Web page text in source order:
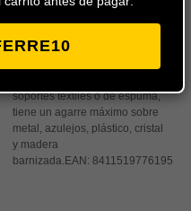
a su tecnología PSS y su
soportes textiles o de espuma,
tiene un agarre máximo sobre
metal, azulejos, plástico, cristal
y madera
barnizada. EAN: 8411519776195